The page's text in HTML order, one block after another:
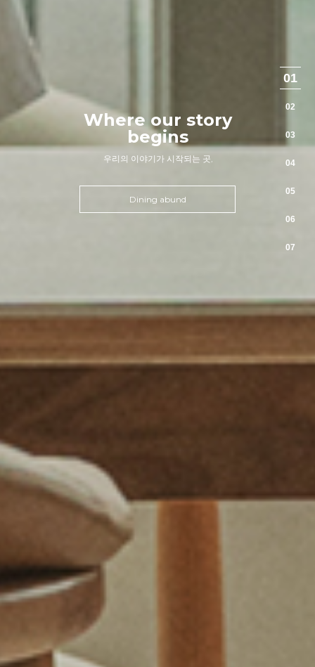
01
02
03
04
05
06
07
Where our story
begins
우리의 이야기가 시작되는 곳,
Dining abund